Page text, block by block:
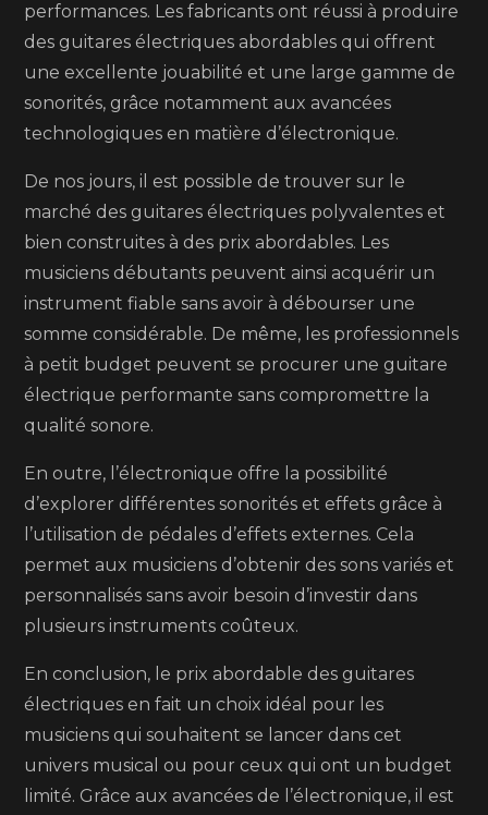
performances. Les fabricants ont réussi à produire
des guitares électriques abordables qui offrent
une excellente jouabilité et une large gamme de
sonorités, grâce notamment aux avancées
technologiques en matière d’électronique.
De nos jours, il est possible de trouver sur le
marché des guitares électriques polyvalentes et
bien construites à des prix abordables. Les
musiciens débutants peuvent ainsi acquérir un
instrument fiable sans avoir à débourser une
somme considérable. De même, les professionnels
à petit budget peuvent se procurer une guitare
électrique performante sans compromettre la
qualité sonore.
En outre, l’électronique offre la possibilité
d’explorer différentes sonorités et effets grâce à
l’utilisation de pédales d’effets externes. Cela
permet aux musiciens d’obtenir des sons variés et
personnalisés sans avoir besoin d’investir dans
plusieurs instruments coûteux.
En conclusion, le prix abordable des guitares
électriques en fait un choix idéal pour les
musiciens qui souhaitent se lancer dans cet
univers musical ou pour ceux qui ont un budget
limité. Grâce aux avancées de l’électronique, il est